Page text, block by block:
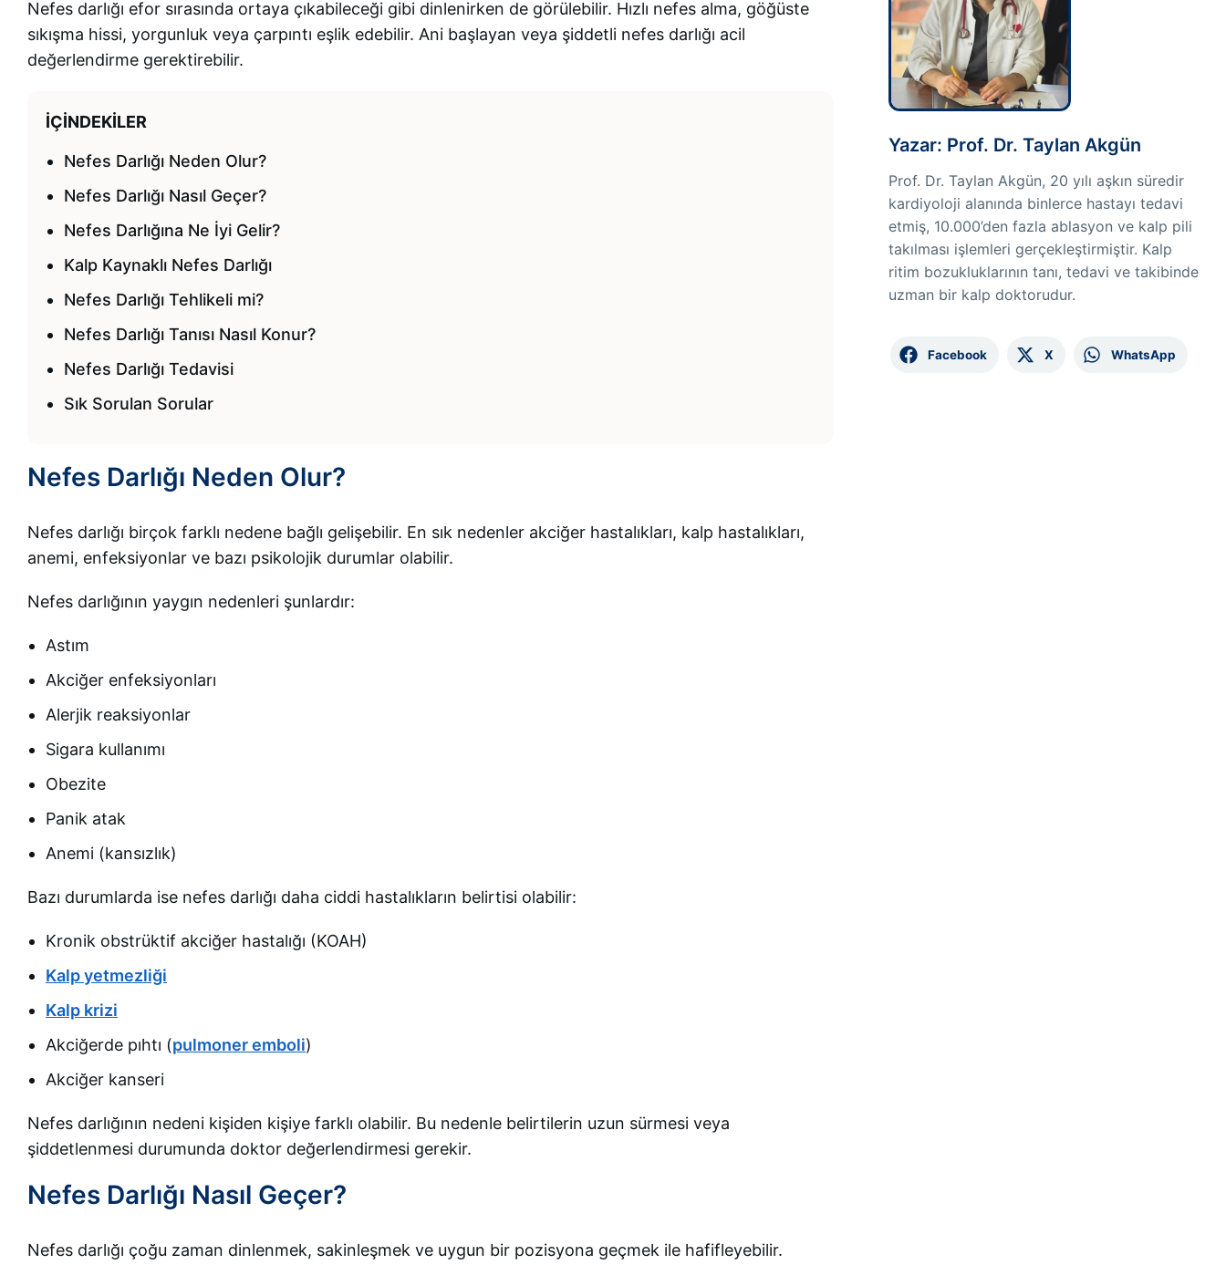
Nefes darlığı efor sırasında ortaya çıkabileceği gibi dinlenirken de görülebilir. Hızlı nefes alma, göğüste
sıkışma hissi, yorgunluk veya çarpıntı eşlik edebilir. Ani başlayan veya şiddetli nefes darlığı acil
değerlendirme gerektirebilir.
İÇINDEKILER
Nefes Darlığı Neden Olur?
Nefes Darlığı Nasıl Geçer?
Nefes Darlığına Ne İyi Gelir?
Kalp Kaynaklı Nefes Darlığı
Nefes Darlığı Tehlikeli mi?
Nefes Darlığı Tanısı Nasıl Konur?
Nefes Darlığı Tedavisi
Sık Sorulan Sorular
Nefes Darlığı Neden Olur?
Nefes darlığı birçok farklı nedene bağlı gelişebilir. En sık nedenler akciğer hastalıkları, kalp hastalıkları,
anemi, enfeksiyonlar ve bazı psikolojik durumlar olabilir.
Nefes darlığının yaygın nedenleri şunlardır:
Astım
Akciğer enfeksiyonları
Alerjik reaksiyonlar
Sigara kullanımı
Obezite
Panik atak
Anemi (kansızlık)
Bazı durumlarda ise nefes darlığı daha ciddi hastalıkların belirtisi olabilir:
Kronik obstrüktif akciğer hastalığı (KOAH)
Kalp yetmezliği
Kalp krizi
Akciğerde pıhtı (pulmoner emboli)
Akciğer kanseri
Nefes darlığının nedeni kişiden kişiye farklı olabilir. Bu nedenle belirtilerin uzun sürmesi veya
şiddetlenmesi durumunda doktor değerlendirmesi gerekir.
Nefes Darlığı Nasıl Geçer?
Nefes darlığı çoğu zaman dinlenmek, sakinleşmek ve uygun bir pozisyona geçmek ile hafifleyebilir.
Yazar: Prof. Dr. Taylan Akgün
Prof. Dr. Taylan Akgün, 20 yılı aşkın süredir
kardiyoloji alanında binlerce hastayı tedavi
etmiş, 10.000’den fazla ablasyon ve kalp pili
takılması işlemleri gerçekleştirmiştir. Kalp
ritim bozukluklarının tanı, tedavi ve takibinde
uzman bir kalp doktorudur.
Facebook X WhatsApp